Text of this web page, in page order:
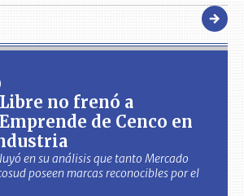
no frenó a
de Cenco en
en su análisis que tanto Mercado
poseen marcas reconocibles por el